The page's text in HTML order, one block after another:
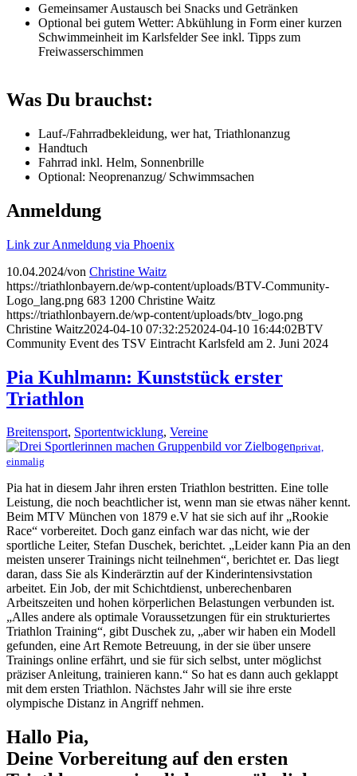
Gemeinsamer Austausch bei Snacks und Getränken
Optional bei gutem Wetter: Abkühlung in Form einer kurzen
Schwimmeinheit im Karlsfelder See inkl. Tipps zum
Freiwasserschimmen
Was Du brauchst:
Lauf-/Fahrradbekleidung, wer hat, Triathlonanzug
Handtuch
Fahrrad inkl. Helm, Sonnenbrille
Optional: Neoprenanzug/ Schwimmsachen
Anmeldung
Link zur Anmeldung via Phoenix
10.04.2024/von Christine Waitz
https://triathlonbayern.de/wp-content/uploads/BTV-Community-
Logo_lang.png 683 1200 Christine Waitz
https://triathlonbayern.de/wp-content/uploads/btv_logo.png
Christine Waitz2024-04-10 07:32:252024-04-10 16:44:02BTV
Community Event des TSV Eintracht Karlsfeld am 2. Juni 2024
Pia Kuhlmann: Kunststück erster
Triathlon
Breitensport, Sportentwicklung, Vereine
privat,
einmalig
Pia hat in diesem Jahr ihren ersten Triathlon bestritten. Eine tolle
Leistung, die noch beachtlicher ist, wenn man sie etwas näher kennt.
Beim MTV München von 1879 e.V hat sie sich auf ihr „Rookie
Race“ vorbereitet. Doch ganz einfach war das nicht, wie der
sportliche Leiter, Stefan Duschek, berichtet. „Leider kann Pia an den
meisten unserer Trainings nicht teilnehmen“, berichtet er. Das liegt
daran, dass Sie als Kinderärztin auf der Kinderintensivstation
arbeitet. Ein Job, der mit Schichtdienst, unberechenbaren
Arbeitszeiten und hohen körperlichen Belastungen verbunden ist.
„Alles andere als optimale Voraussetzungen für ein strukturiertes
Triathlon Training“, gibt Duschek zu, „aber wir haben ein Modell
gefunden, eine Art Remote Betreuung, in der sie über unsere
Trainings online erfährt, und sie für sich selbst, unter möglichst
präziser Anleitung, trainieren kann.“ So hat es dann auch geklappt
mit dem ersten Triathlon. Nächstes Jahr will sie ihre erste
olympische Distanz in Angriff nehmen.
Hallo Pia,
Deine Vorbereitung auf den ersten